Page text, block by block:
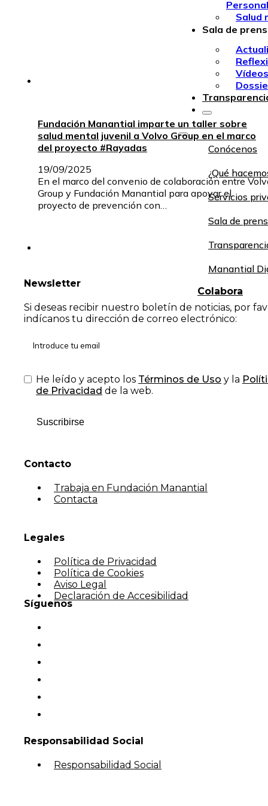
Personal
Salud
Sala de
Vídeos
Conócenos
¿Qué
Servicios
Sala de
Manantial
Colabora
Fundación Manantial imparte un taller sobre
salud mental juvenil a Volvo Group en el marco
del proyecto #Rayadas
19/09/2025
En el marco del convenio de colaboración entre
Group y Fundación Manantial para apoyar el
proyecto de prevención con…
Newsletter
Si deseas recibir nuestro boletín de noticias, por
indícanos tu dirección de correo electrónico:
He leído y acepto los Términos de Uso y la
de Privacidad de la web.
Suscribirse
Contacto
Trabaja en Fundación Manantial
Contacta
Legales
Política de Privacidad
Política de Cookies
Aviso Legal
Declaración de Accesibilidad
Síguenos
Responsabilidad Social
Responsabilidad Social